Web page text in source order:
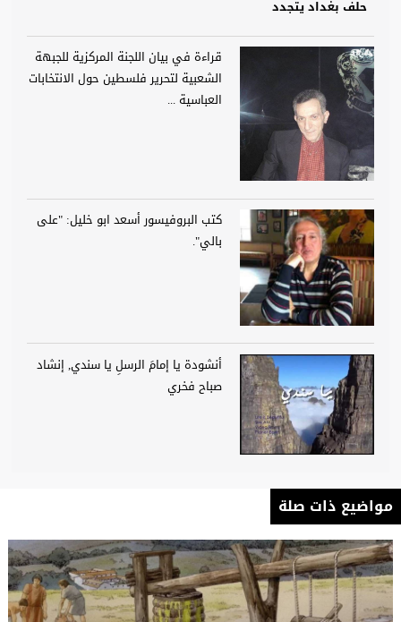
حلف بغداد يتجدد
قراءة في بيان اللجنة المركزية للجبهة
الشعبية لتحرير فلسطين حول الانتخابات
العباسية ...
كتب البروفيسور أسعد ابو خليل: "على
بالي".
أنشودة يا إمامَ الرسلِ يا سندي, إنشاد
صباح فخري
مواضيع ذات صلة